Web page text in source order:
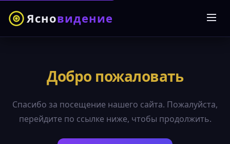
Ясновидение
Добро пожаловать
Спасибо за посещение нашего сайта. Пожалуйста,
перейдите по ссылке ниже, чтобы продолжить.